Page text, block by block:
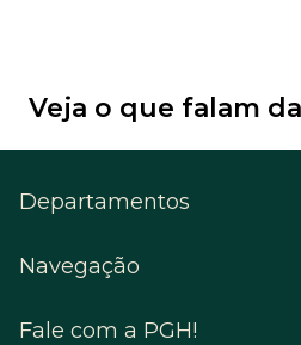
Veja o que falam
Departamentos
Navegação
Fale com a PGH!